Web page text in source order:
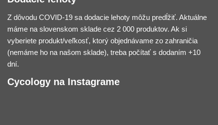
Z dôvodu COVID-19 sa dodacie lehoty môžu predĺžiť. Aktuálne
máme na slovenskom sklade cez 2 000 produktov. Ak si
vyberiete produkt/veľkosť, ktorý objednávame zo zahraničia
(nemáme ho na našom sklade), treba počítať s dodaním +10
dní.
Cycology na Instagrame